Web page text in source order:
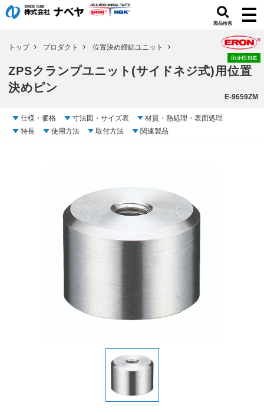
製品検索
トップ プロダクト 位置決め締結ユニット
ZPSクランプユニット(サイドネジ式)用位置
決めピン
E-9659ZM
仕様・価格 寸法図・サイズ表
材質・熱処理・表面処理
特長
使用方法 取付方法 関連製品